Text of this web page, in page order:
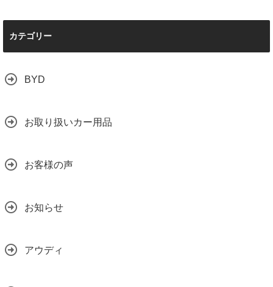
カテゴリー
BYD
お取り扱いカー用品
お客様の声
お知らせ
アウディ